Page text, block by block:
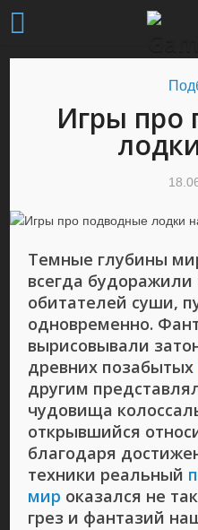
Игры про
Темные глубины
всегда
обитателей суши,
одновременно.
вырисовывали
древних позабытых
другим
чудовища
открывшийся
благодаря
техники реальный
мир оказался не
грез и фантазий